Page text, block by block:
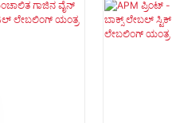
ಅದು
ಮಾರುಕಟ್ಟೆ
ಸಂಶೋಧನಾ